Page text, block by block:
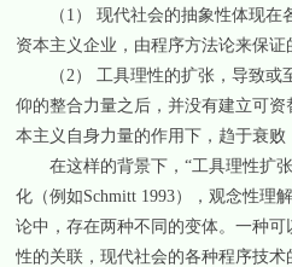
（1） 现代社会的抽象性体现在各
资本主义企业，由程序方法论来保
（2） 工具理性的扩张，导致或至
仰的整合力量之后，并没有建立可
本主义自身力量的作用下，趋于衰败
在这样的背景下，“工具理性扩张
化（例如Schmitt 1993），观念性理
论中，存在两种不同的变体。一种
性的关联，现代社会的各种程序技